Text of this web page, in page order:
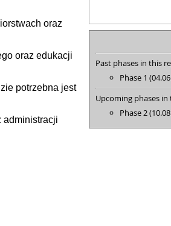
Past phases in this
Phase 1
Upcoming phases
Phase 2
oraz
oraz edukacji
potrzebna jest
administracji